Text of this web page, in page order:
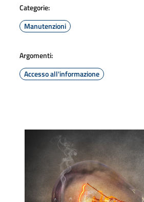
Categorie:
Manutenzioni
Argomenti:
Accesso all'informazione